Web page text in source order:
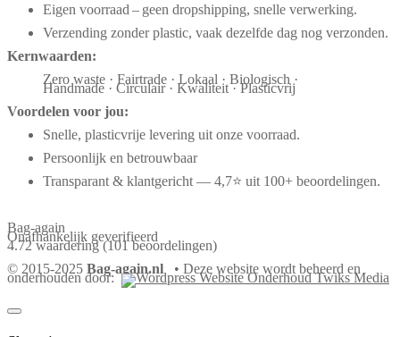
Eigen voorraad – geen dropshipping, snelle verwerking.
Verzending zonder plastic, vaak dezelfde dag nog verzonden.
Kernwaarden:
Zero waste · Fairtrade · Lokaal · Biologisch ·
Handmade · Circulair · Kwaliteit · Plasticvrij
Voordelen voor jou:
Snelle, plasticvrije levering uit onze voorraad.
Persoonlijk en betrouwbaar
Transparant & klantgericht — 4,7⭐ uit 100+ beoordelingen.
Bag-again
Onafhankelijk geverifieerd
4.72 waardering (101 beoordelingen)
© 2015-2025 Bag-again.nl • Deze website wordt beheerd en
onderhouden door: